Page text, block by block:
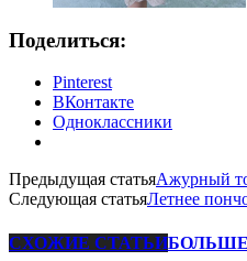
Поделиться:
Pinterest
ВКонтакте
Одноклассники
Предыдущая статьяАжурный
Следующая статьяЛетнее
СХОЖИЕ СТАТЬИ